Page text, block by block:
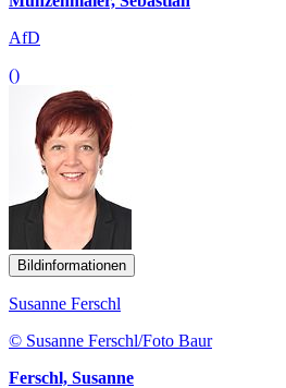
AfD
()
Bildinformationen
Susanne Ferschl
© Susanne Ferschl/Foto Baur
Ferschl, Susanne